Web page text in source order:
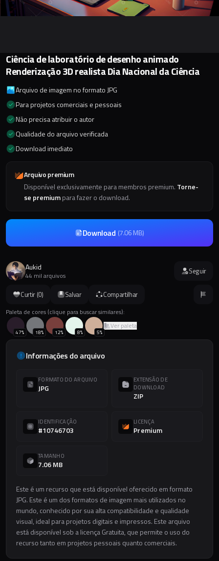
Curtir (0) Salvar Compartilhar
Paleta de cores (clique para buscar similares):
47% 18% 12% 8% 5%
Ver paleta
Informações do arquivo
FORMATO DO ARQUIVO
JPG
EXTENSÃO DE
DOWNLOAD
ZIP
IDENTIFICAÇÃO
#10746703
LICENÇA
Premium
TAMANHO
7.06 MB
Este é um recurso que está disponível oferecido em formato
JPG. Este é um dos formatos de imagem mais utilizados no
mundo, conhecido por sua alta compatibilidade e qualidade
visual, ideal para projetos digitais e impressos. Este arquivo
está disponível sob a licença Gratuita, que permite o uso do
recurso tanto em projetos pessoais quanto comerciais.
Ciência de laboratório de desenho animado
Renderização 3D realista Dia Nacional da Ciência
Arquivo de imagem no formato JPG
Para projetos comerciais e pessoais
Não precisa atribuir o autor
Qualidade do arquivo verificada
Download imediato
Arquivo premium
Disponível exclusivamente para membros premium. Torne-
se premiumpara fazer o download.
Download (7.06 MB)
Aukid
44 mil arquivos Seguir